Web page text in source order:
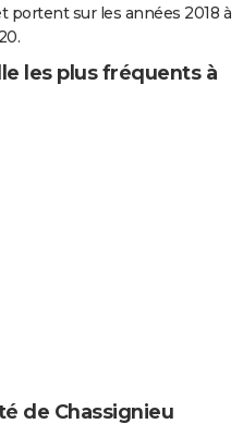
portent sur les années 2018 à
les plus fréquents à
de Chassignieu